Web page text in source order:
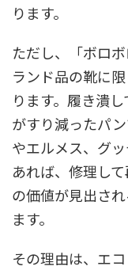
ります。
ただし、「ボロ
ランド品の靴に
ります。履き潰
がすり減ったパ
やエルメス、グ
あれば、修理し
の価値が見出さ
ます。
その理由は、エ